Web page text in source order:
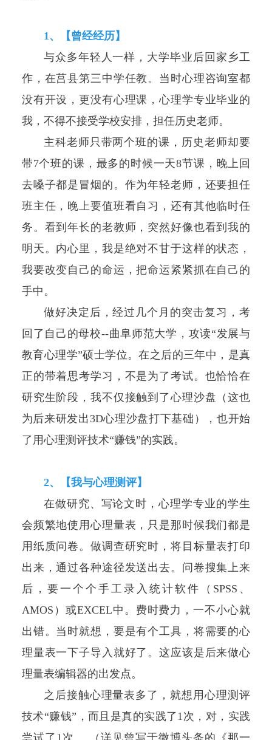
1、【曾经经历】
与众多年轻人一样，大学毕业后回家乡工
作，在莒县第三中学任教。当时心理咨询室都
没有开设，更没有心理课，心理学专业毕业的
我，不得不接受学校安排，担任历史老师。
主科老师只带两个班的课，历史老师却要
带7个班的课，最多的时候一天8节课，晚上回
去嗓子都是冒烟的。作为年轻老师，还要担任
班主任，晚上要值班看自习，还有其他临时任
务。看到年长的老教师，突然好像也看到我的
明天。内心里，我是绝对不甘于这样的状态，
我要改变自己的命运，把命运紧紧抓在自己的
手中。
做好决定后，经过几个月的突击复习，考
回了自己的母校--曲阜师范大学，攻读“发展与
教育心理学”硕士学位。在之后的三年中，是真
正的带着思考学习，不是为了考试。也恰恰在
研究生阶段，我不仅接触到了心理沙盘（这也
为后来研发出3D心理沙盘打下基础），也开始
了用心理测评技术“赚钱”的实践。
2、【我与心理测评】
在做研究、写论文时，心理学专业的学生
会频繁地使用心理量表，只是那时候我们都是
用纸质问卷。做调查研究时，将目标量表打印
出来，通过各种途径发送出去。问卷搜集上来
后，要一个个手工录入统计软件（SPSS、
AMOS）或EXCEL中。费时费力，一不小心就
出错。当时就想，要是有个工具，将需要的心
理量表一下子导入就好了。这应该是后来做心
理量表编辑器的出发点。
之后接触心理量表多了，就想用心理测评
技术“赚钱”，而且是真的实践了1次，对，实践
尝试了1次。 （详见曾写于微博头条的《那一